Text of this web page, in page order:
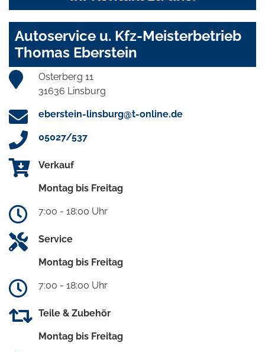
Autoservice u. Kfz-Meisterbetrieb
Thomas Eberstein
Osterberg 11
31636 Linsburg
eberstein-linsburg@t-online.de
05027/537
Verkauf
Montag bis Freitag
7:00 - 18:00 Uhr
Service
Montag bis Freitag
7:00 - 18:00 Uhr
Teile & Zubehör
Montag bis Freitag